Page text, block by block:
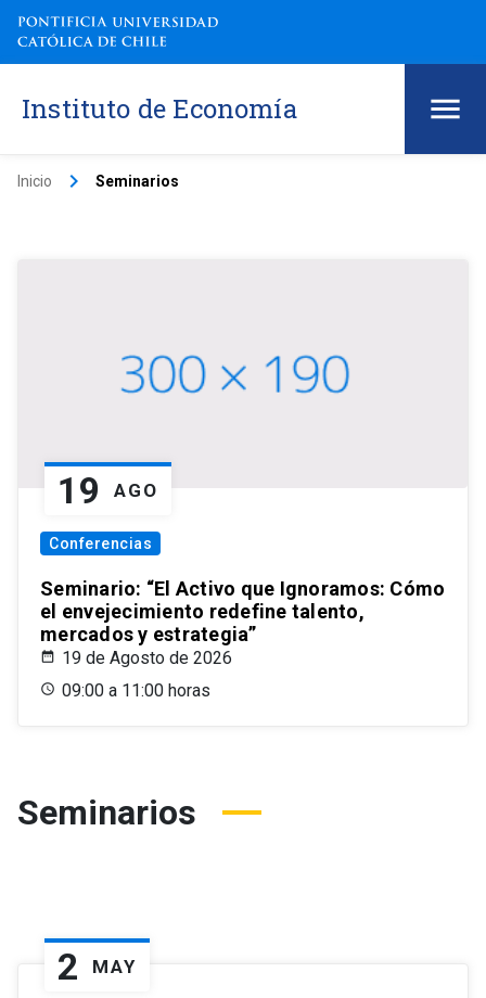
Instituto de Economía
Inicio keyboard_arrow_right Seminarios
19 AGO
Conferencias
Seminario: “El Activo que Ignoramos: Cómo
el envejecimiento redefine talento,
mercados y estrategia”
19 de Agosto de 2026
09:00 a 11:00 horas
Seminarios
2 MAY